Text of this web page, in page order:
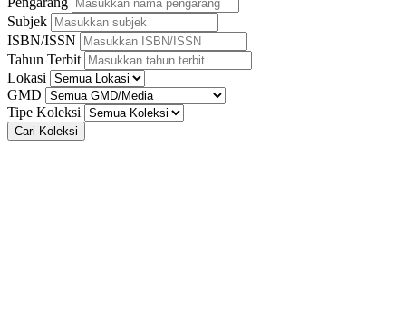
Subjek
ISBN/ISSN
Tahun Terbit
Lokasi
GMD
Tipe Koleksi
Cari Koleksi